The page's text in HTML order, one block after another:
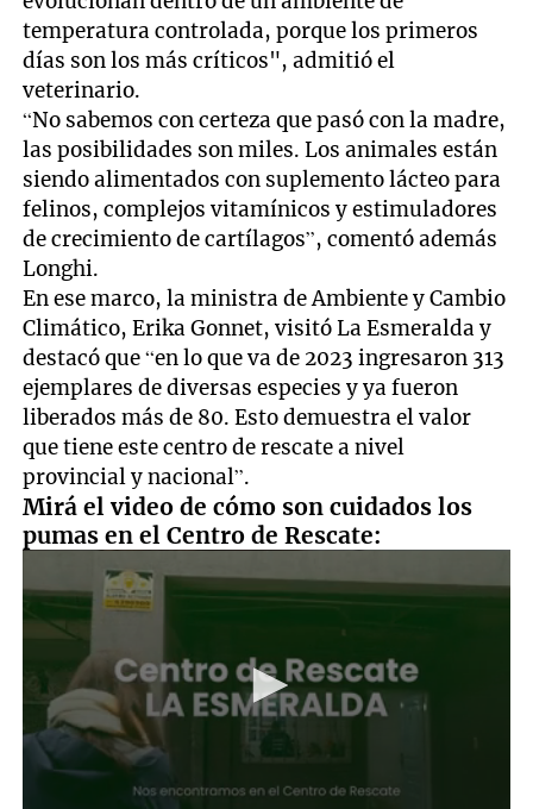
temperatura controlada, porque los primeros
días son los más críticos", admitió el
veterinario.
“No sabemos con certeza que pasó con la madre,
las posibilidades son miles. Los animales están
siendo alimentados con suplemento lácteo para
felinos, complejos vitamínicos y estimuladores
de crecimiento de cartílagos”, comentó además
Longhi.
En ese marco, la ministra de Ambiente y Cambio
Climático, Erika Gonnet, visitó La Esmeralda y
destacó que “en lo que va de 2023 ingresaron 313
ejemplares de diversas especies y ya fueron
liberados más de 80. Esto demuestra el valor
que tiene este centro de rescate a nivel
provincial y nacional”.
Mirá el video de cómo son cuidados los
pumas en el Centro de Rescate: